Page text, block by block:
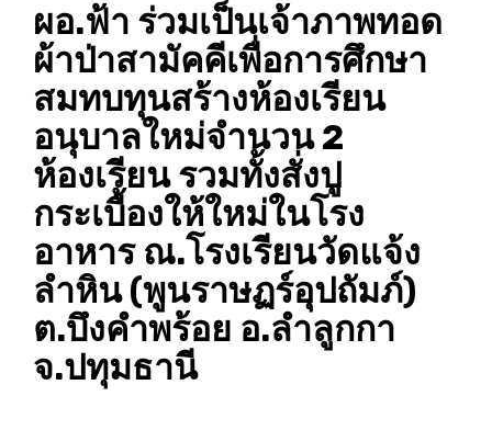
ผอ.ฟ้า ร่วมเป็นเจ้าภาพทอด
ผ้าป่าสามัคคีเพื่อการศึกษา
สมทบทุนสร้างห้องเรียน
อนุบาลใหม่จำนวน 2
ห้องเรียน รวมทั้งสั่งปู
กระเบื้องให้ใหม่ในโรง
อาหาร ณ.โรงเรียนวัดแจ้ง
ลำหิน (พูนราษฏร์อุปถัมภ์)
ต.บึงคำพร้อย อ.ลำลูกกา
จ.ปทุมธานี